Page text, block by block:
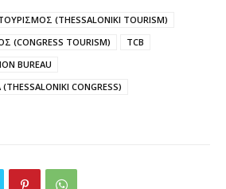
(THESSALONIKI TOURISM)
TOURISM)
TCB
BUREAU
CONGRESS)